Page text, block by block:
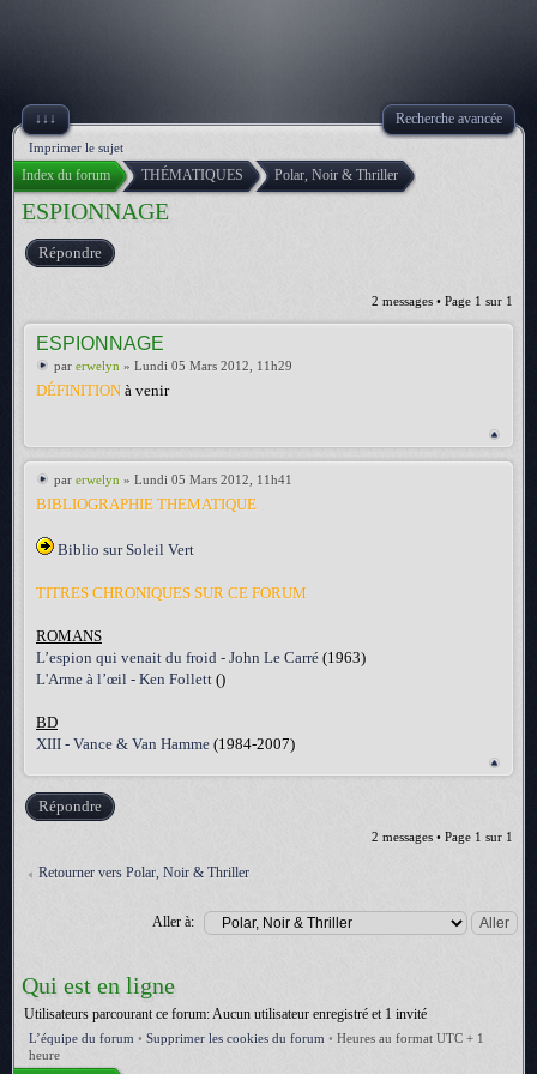
↓↓↓ Recherche avancée
Imprimer le sujet
Index du forum THÉMATIQUES Polar, Noir & Thriller
ESPIONNAGE
Répondre
2 messages • Page 1 sur 1
ESPIONNAGE
par erwelyn » Lundi 05 Mars 2012, 11h29
DÉFINITION à venir
par erwelyn » Lundi 05 Mars 2012, 11h41
BIBLIOGRAPHIE THEMATIQUE
Biblio sur Soleil Vert
TITRES CHRONIQUES SUR CE FORUM
ROMANS
L’espion qui venait du froid - John Le Carré (1963)
L'Arme à l’œil - Ken Follett ()
BD
XIII - Vance & Van Hamme (1984-2007)
Répondre
2 messages • Page 1 sur 1
Retourner vers Polar, Noir & Thriller
Aller à:
Qui est en ligne
Utilisateurs parcourant ce forum: Aucun utilisateur enregistré et 1 invité
L’équipe du forum • Supprimer les cookies du forum • Heures au format UTC + 1
heure